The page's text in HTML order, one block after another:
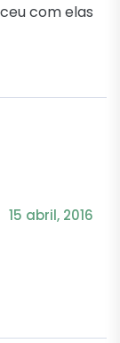
com elas
15 abril, 2016